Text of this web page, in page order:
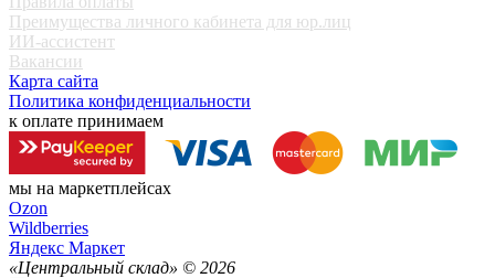
Преимущества личного кабинета для юр.лиц
ИИ-ассистент
Вакансии
Карта сайта
Политика конфиденциальности
к оплате принимаем
мы на маркетплейсах
Ozon
Wildberries
Яндекс Маркет
«Центральный склад» © 2026